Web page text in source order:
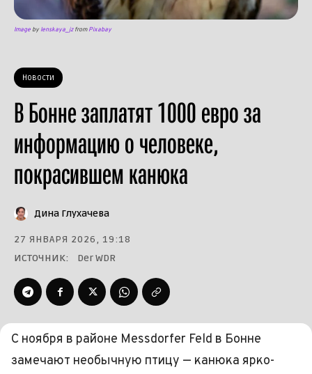
Новости
В Бонне заплатят 1000 евро за
информацию о человеке,
покрасившем канюка
Image bylenskaya_jzfromPixabay
Дина Глухачева
27 ЯНВАРЯ 2026, 19:18
ИСТОЧНИК:
Der WDR
С ноября в районе Messdorfer Feld в Бонне
замечают необычную птицу — канюка ярко-